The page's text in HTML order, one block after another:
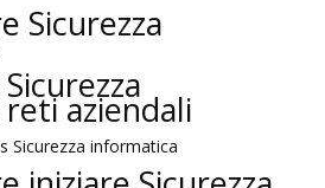
Sicurezza
aziendali
Sicurezza informatica